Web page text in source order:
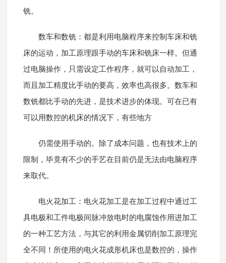
铣。
数车和数铣：都是利用电脑程序来控制车床和铣
床的运动，加工原理跟手动的车床和铣床一样。但通
过电脑操作，只需设定工作程序，就可以自动加工，
而且加工精度比手动的要高，效率也高很多。数车和
数铣都比手动的先进，是技术进步的体现。可在已有
可以用数控的机床的情况下，有些地方
仍需使用手动的。除了成本问题，也有技术上的
限制，毕竟有不少的手艺在目前仍是无法由电脑程序
来取代。
电火花加工：电火花加工是在加工过程中通过工
具电极和工件电极间脉冲放电时的电腐蚀作用进加工
的一种工艺方法，与其它的利用金属切削加工原理完
全不同！所使用的电火花成形机床也是数控的，操作